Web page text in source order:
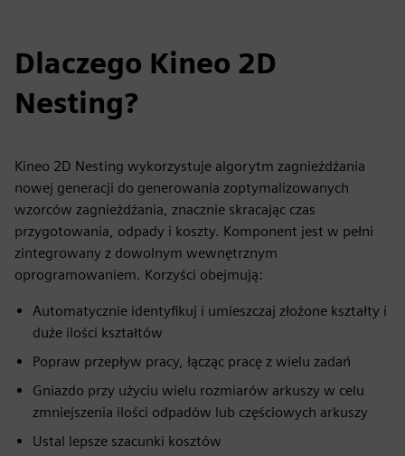
Dlaczego Kineo 2D
Nesting?
Kineo 2D Nesting wykorzystuje algorytm zagnieżdżania
nowej generacji do generowania zoptymalizowanych
wzorców zagnieżdżania, znacznie skracając czas
przygotowania, odpady i koszty. Komponent jest w pełni
zintegrowany z dowolnym wewnętrznym
oprogramowaniem. Korzyści obejmują:
Automatycznie identyfikuj i umieszczaj złożone kształty i
duże ilości kształtów
Popraw przepływ pracy, łącząc pracę z wielu zadań
Gniazdo przy użyciu wielu rozmiarów arkuszy w celu
zmniejszenia ilości odpadów lub częściowych arkuszy
Ustal lepsze szacunki kosztów